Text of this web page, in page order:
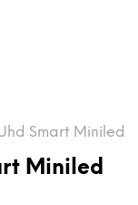
Smart Miniled
Miniled